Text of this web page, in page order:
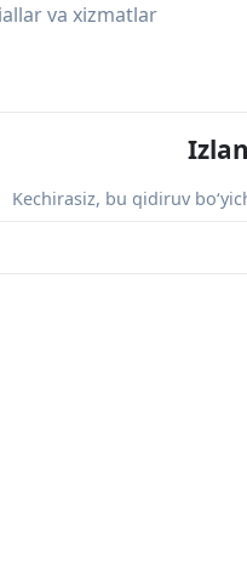
va xizmatlar
Kechirasiz, bu qidiruv